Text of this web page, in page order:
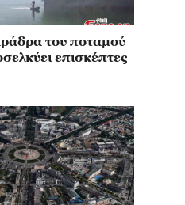
του ποταμού
επισκέπτες